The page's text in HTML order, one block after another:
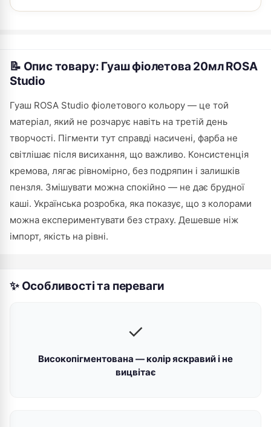
📝 Опис товару: Гуаш фіолетова 20мл ROSA
Studio
Гуаш ROSA Studio фіолетового кольору — це той
матеріал, який не розчарує навіть на третій день
творчості. Пігменти тут справді насичені, фарба не
світлішає після висихання, що важливо. Консистенція
кремова, лягає рівномірно, без подряпин і залишків
пензля. Змішувати можна спокійно — не дає брудної
каші. Українська розробка, яка показує, що з колорами
можна експериментувати без страху. Дешевше ніж
імпорт, якість на рівні.
✨ Особливості та переваги
✓
Високопігментована — колір яскравий і не
вицвітає